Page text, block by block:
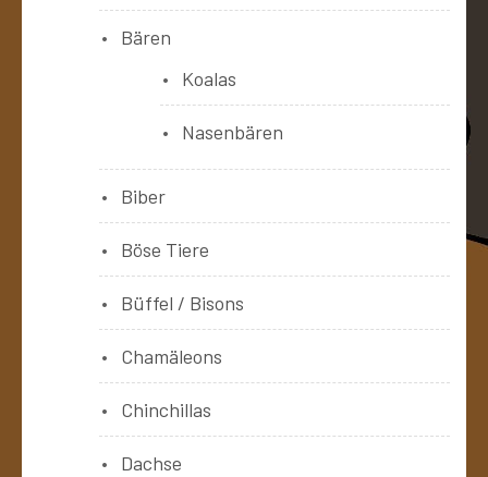
Bären
Koalas
Nasenbären
Biber
Böse Tiere
Büffel / Bisons
Chamäleons
Chinchillas
Dachse